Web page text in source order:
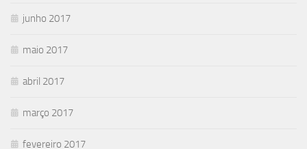
junho 2017
maio 2017
abril 2017
março 2017
fevereiro 2017